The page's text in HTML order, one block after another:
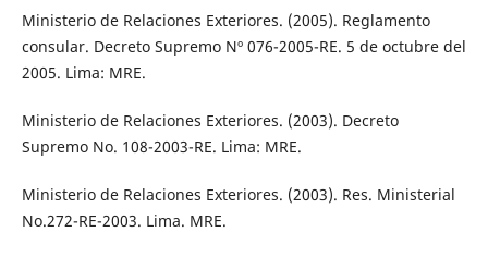
Ministerio de Relaciones Exteriores. (2005). Reglamento
consular. Decreto Supremo Nº 076-2005-RE. 5 de octubre del
2005. Lima: MRE.
Ministerio de Relaciones Exteriores. (2003). Decreto
Supremo No. 108-2003-RE. Lima: MRE.
Ministerio de Relaciones Exteriores. (2003). Res. Ministerial
No.272-RE-2003. Lima. MRE.